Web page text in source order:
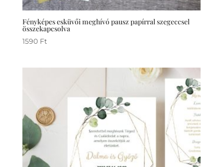
Fényképes esküvői meghívó pausz papírral szegeccsel
összekapcsolva
1590 Ft